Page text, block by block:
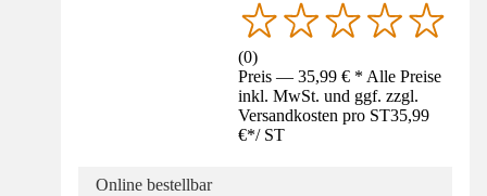
(0)
Preis — 35,99 € * Alle Preise
inkl. MwSt. und ggf. zzgl.
Versandkosten pro ST35,99
€*/ ST
Online bestellbar